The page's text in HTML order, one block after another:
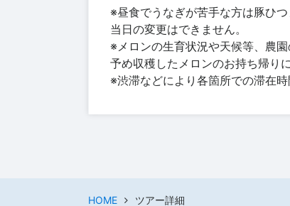
※昼食でうなぎが苦手な方は豚ひ
当日の変更はできません。
※メロンの生育状況や天候等、農
予め収穫したメロンのお持ち帰り
※渋滞などにより各箇所での滞在
HOME ツアー詳細